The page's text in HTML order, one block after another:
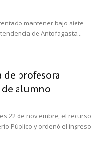
mantener bajo siete
de Antofagasta...
profesora
alumno
22 de noviembre, el recurso
Público y ordenó el ingreso